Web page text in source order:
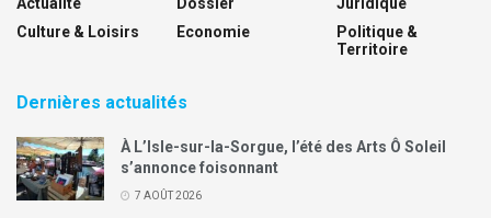
Actualité
Culture & Loisirs
Dossier
Economie
Juridique
Politique &
Territoire
Dernières actualités
À L’Isle-sur-la-Sorgue, l’été des Arts Ô Soleil
s’annonce foisonnant
7 AOÛT 2026